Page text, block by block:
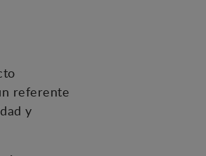
referente
y